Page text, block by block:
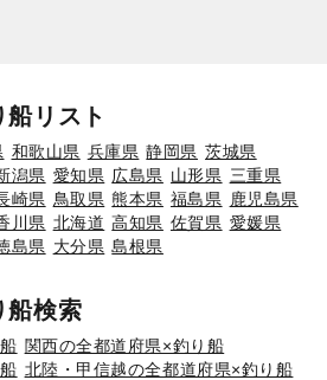
リスト
和歌山県 兵庫県 静岡県 茨城県
潟県 愛知県 広島県 山形県 三重県
崎県 鳥取県 熊本県 福島県
鹿児島県
川県 北海道 高知県 佐賀県 愛媛県
島県 大分県 島根県
船検索
関西の全都道府県×釣り船
北陸・甲信越の全都道府県×釣り船